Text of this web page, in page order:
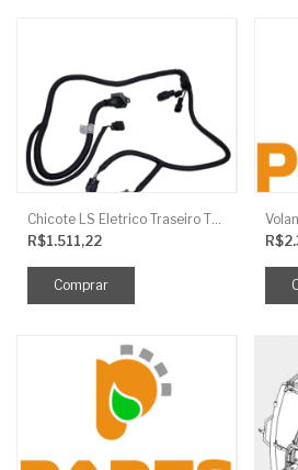
R$1.511,22